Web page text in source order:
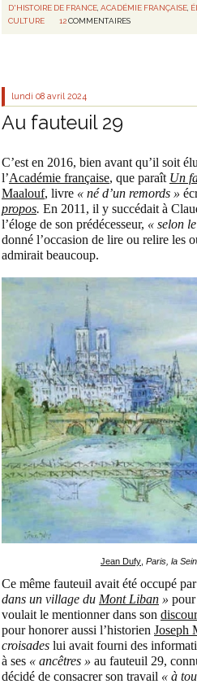
D'HISTOIRE DE FRANCE ,ACADÉMIE FRANÇAISE
CULTURE
12 COMMENTAIRES
lundi 08 avril 2024
Au fauteuil 29
C’est en 2016, bien avant qu’il soit
l’Académie française, que paraît Un
Maalouf, livre « né d’un remords »
propos. En 2011, il y succédait à
l’éloge de son prédécesseur, « selon
donné l’occasion de lire ou relire les
admirait beaucoup.
Jean Dufy Paris, la
Ce même fauteuil avait été occupé
dans un village du Mont Liban » pour
voulait le mentionner dans son
pour honorer aussi l’historien Joseph
croisades lui avait fourni des
à ses « ancêtres » au fauteuil 29,
décidé de consacrer son travail « à